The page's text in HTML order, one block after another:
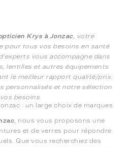
Krys à Jonzac, votre
pour tous vos besoins en santé
vous accompagne dans
lentilles et autres équipements
le meilleur rapport qualité/prix.
personnalisés et notre sélection
besoins.
: un large choix de marques
, nous vous proposons une
et de verres pour répondre
Que vous recherchiez des